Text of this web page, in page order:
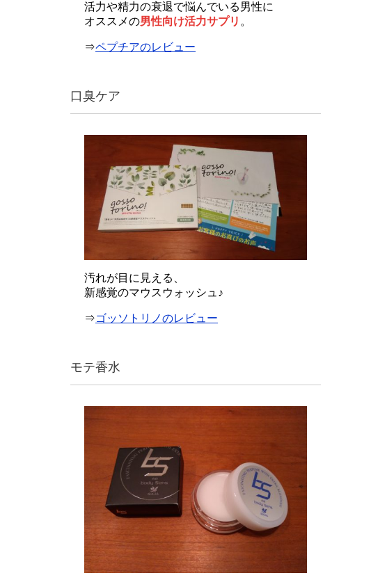
活力や精力の衰退で悩んでいる男性に
オススメの男性向け活力サプリ 。
⇒ペプチアのレビュー
口臭ケア
汚れが目に見える、
新感覚のマウスウォッシュ♪
⇒ゴッソトリノのレビュー
モテ香水